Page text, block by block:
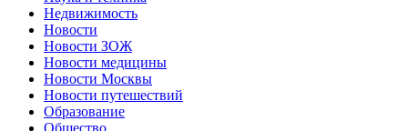
Недвижимость
Новости
Новости ЗОЖ
Новости медицины
Новости Москвы
Новости путешествий
Образование